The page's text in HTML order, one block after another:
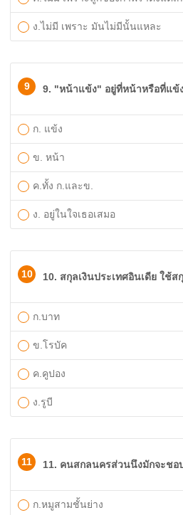
ง.ไม่มี เพราะ มันไม่มีนั้นแหละ
9 9. "หน้าแข้ง" อยู่ที่หน้าหรือที่แข้
ก. แข้ง
ข. หน้า
ค.ทั้ง ก.และข.
ง. อยู่ในใจเธอเสมอ
10 10. สกุลเงินประเทศอินเดีย ใช้ส
ก.บาท
ข.โรบัค
ค.คูปอง
ง.รูบี
11 11. คนสกลนครส่วนนึงมักจะชอ
ก.หมูสามชั้นย่าง